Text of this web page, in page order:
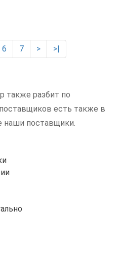
6 7 > >|
также разбит по
есть также в
наши поставщики.